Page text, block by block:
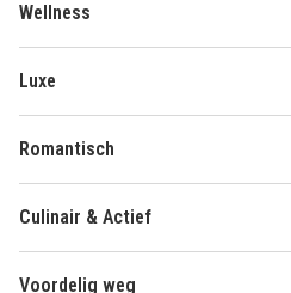
Wellness
Luxe
Romantisch
Culinair & Actief
Voordelig weg